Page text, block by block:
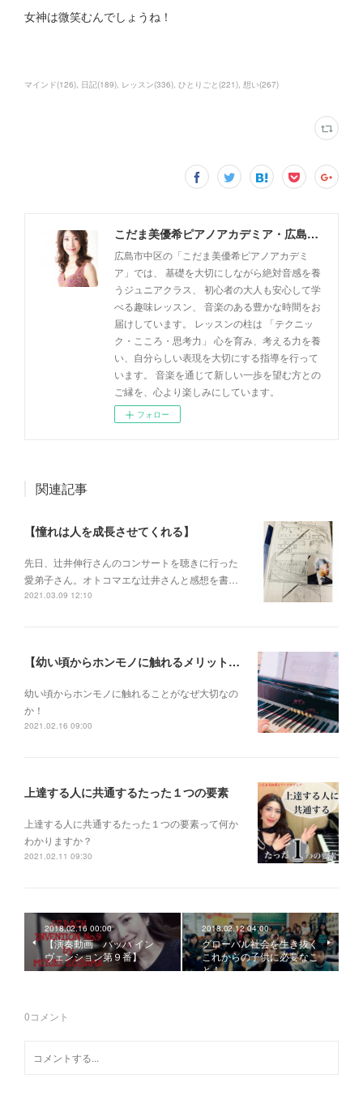
女神は微笑むんでしょうね！
マインド(126) 日記(189) レッスン(336) ひとりごと (221) 想い(267)
こだま美優希ピアノアカデミア・広島市中区
広島市中区の「こだま美優希ピアノアカデミ
ア」では、 基礎を大切にしながら絶対音感を養
うジュニアクラス、 初心者の大人も安心して学
べる趣味レッスン、 音楽のある豊かな時間をお
届けしています。 レッスンの柱は 「テクニッ
ク・こころ・思考力」 心を育み、考える力を養
い、自分らしい表現を大切にする指導を行って
います。 音楽を通じて新しい一歩を望む方との
ご縁を、心より楽しみにしています。
フォロー
関連記事
【憧れは人を成長させてくれる】
先日、辻井伸行さんのコンサートを 聴きに行った
愛弟子さん。 オトコマエな辻井さんと 感想を書…
2021.03.09 12:10
【幼い頃からホンモノに触れるメリットとは？】
幼い頃からホンモノに 触れることがなぜ大切なの
か！
2021.02.16 09:00
上達する人に共通するたった１つの要素
上達する人に共通するたった１つの要素って何か
わかりますか？
2021.02.11 09:30
2018.02.16 00:00
【演奏動画 バッハ イン
ヴェンション第９番】
2018.02.12 04:00
グローバル社会を生き抜く
これからの子供に必要なこ
と！
0コメント